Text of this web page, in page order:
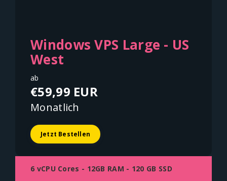
Windows VPS Large - US
West
ab
€59,99 EUR
Monatlich
Jetzt Bestellen
6 vCPU Cores - 12GB RAM - 120 GB SSD